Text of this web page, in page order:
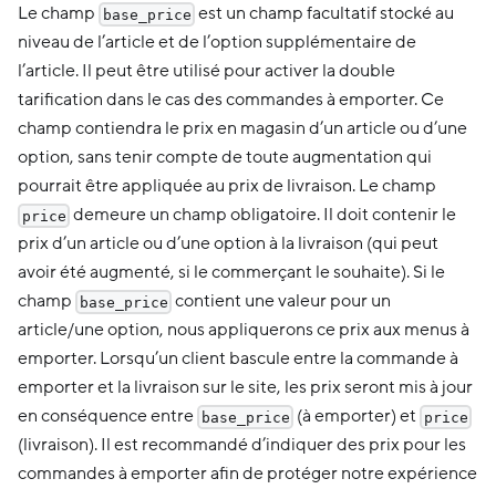
Le champ base_price est un champ facultatif stocké au
niveau de l’article et de l’option supplémentaire de
l’article. Il peut être utilisé pour activer la double
tarification dans le cas des commandes à emporter. Ce
champ contiendra le prix en magasin d’un article ou d’une
option, sans tenir compte de toute augmentation qui
pourrait être appliquée au prix de livraison. Le champ
price demeure un champ obligatoire. Il doit contenir le
prix d’un article ou d’une option à la livraison (qui peut
avoir été augmenté, si le commerçant le souhaite). Si le
champ
base_price contient une valeur pour un
article/une option, nous appliquerons ce prix aux menus à
emporter. Lorsqu’un client bascule entre la commande à
emporter et la livraison sur le site, les prix seront mis à jour
en conséquence entre base_price (à emporter) et price
(livraison). Il est recommandé d’indiquer des prix pour les
commandes à emporter afin de protéger notre expérience